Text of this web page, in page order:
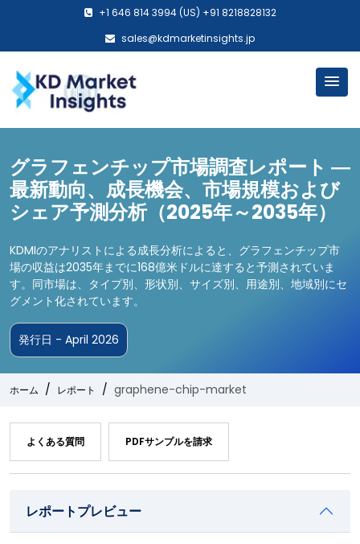
+1 646 814 3994 (US) +91 8218828132
sales@kdmarketinsights.jp
グラフェンチップ市場調査レポート ―
最新動向、成長機会、市場規模および
シェア予測分析（2025年～2035年）
KDMIのアナリストによる成長分析によると、グラフェンチップ市
場の収益は2035年までに168億米ドルに達すると予測されていま
す。同市場は、タイプ別、形状別、サイズ別、用途別、地域別にセ
グメント化されています。
発行日 - April 2026
ホーム レポート graphene-chip-market
よくある質問 PDFサンプルを請求
レポートプレビュー